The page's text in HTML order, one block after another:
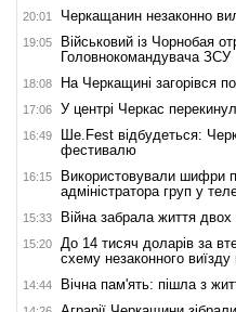
20:01 Черкащанин незаконно
19:05
Військовий із Чорнобая
Головнокомандувача ЗСУ
18:08 На Черкащині загорівся
17:06 У центрі Черкас
16:49
Ше.Fest відбудеться:
фестивалю
16:15
Використовували шифри
адміністратора груп у
15:33 Війна забрала життя двох
15:20
До 14 тисяч доларів за
схему незаконного виїзду
14:44 Вічна пам'ять: пішла з